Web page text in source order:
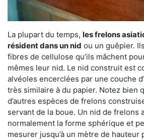
La plupart du temps, les frelons
résident dans un nid ou un guêpier.
fibres de cellulose qu’ils mâchent
mêmes leur nid. Le nid construit est
alvéoles encerclées par une couche
très similaire à du papier. Notez bien
d’autres espèces de frelons
servant de la boue. Un nid de frelons
normalement la forme sphérique et
mesurer jusqu’à un mètre de hauteur